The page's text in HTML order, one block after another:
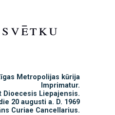
Metropolijas kūrija
Imprimatur.
Dioecesis Liepajensis.
20 augusti a. D. 1969
Curiae Cancellarius.